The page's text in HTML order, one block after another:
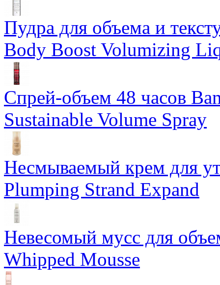
Пудра для объема и
Body Boost Volumizing
Спрей-объем 48 часов
Sustainable Volume Spray
Несмываемый крем для
Plumping Strand Expand
Невесомый мусс для
Whipped Mousse